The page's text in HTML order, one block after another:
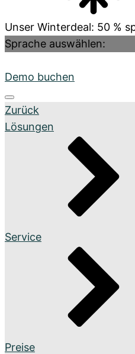
Organisiere deine
Organisiere deine
Alle Funktionen ansehen
Support & Hilfe
Onboarding Pakete
Support-Pakete
Unser Winterdeal: 50 %
Sprache auswählen:
Demo buchen
Zurück
Lösungen
Service
Preise